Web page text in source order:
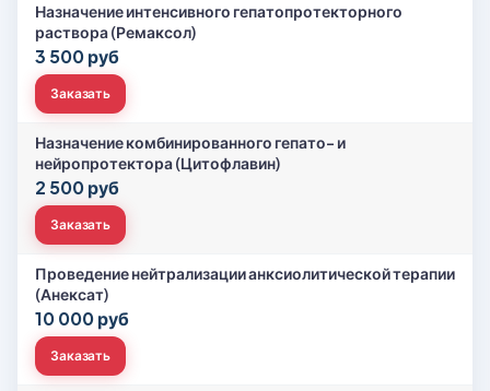
Назначение интенсивного гепатопротекторного
раствора (Ремаксол)
3 500 руб
Заказать
Назначение комбинированного гепато- и
нейропротектора (Цитофлавин)
2 500 руб
Заказать
Проведение нейтрализации анксиолитической терапии
(Анексат)
10 000 руб
Заказать